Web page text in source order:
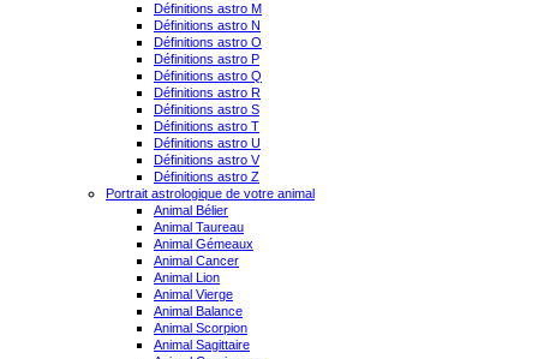
Définitions astro M
Définitions astro N
Définitions astro O
Définitions astro P
Définitions astro Q
Définitions astro R
Définitions astro S
Définitions astro T
Définitions astro U
Définitions astro V
Définitions astro Z
Portrait astrologique de votre animal
Animal Bélier
Animal Taureau
Animal Gémeaux
Animal Cancer
Animal Lion
Animal Vierge
Animal Balance
Animal Scorpion
Animal Sagittaire